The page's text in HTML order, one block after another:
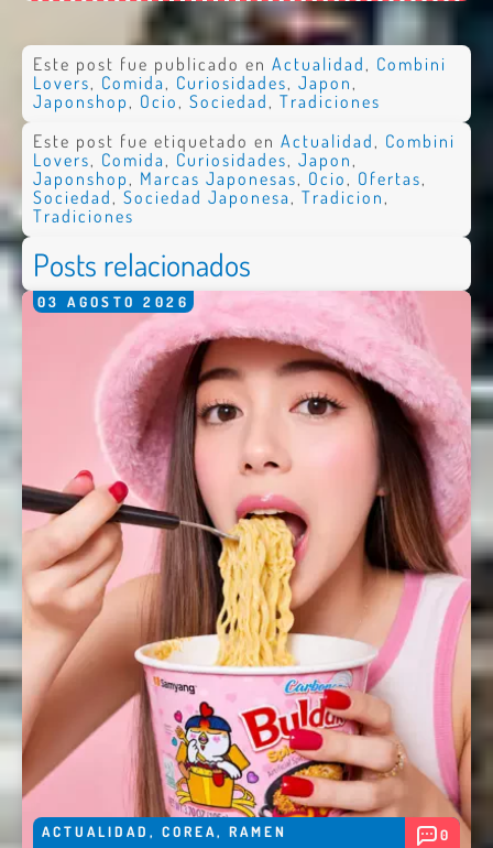
Este post fue publicado en Actualidad, Combini
Lovers, Comida, Curiosidades, Japon,
Japonshop, Ocio, Sociedad, Tradiciones
Este post fue etiquetado en Actualidad, Combini
Lovers, Comida, Curiosidades, Japon,
Japonshop, Marcas Japonesas, Ocio, Ofertas,
Sociedad, Sociedad Japonesa, Tradicion,
Tradiciones
Posts relacionados
03 AGOSTO 2026
ACTUALIDAD , COREA, RAMEN 0
Nombre *
Email *
Comentario *
Enviar